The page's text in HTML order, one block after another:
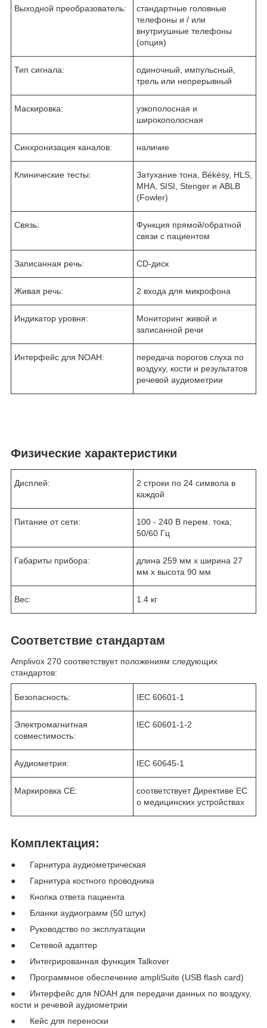
Выходной преобразователь:
стандартные головные
телефоны и / или
внутриушные телефоны
(опция)
Тип сигнала:
одиночный, импульсный,
трель или непрерывный
Маскировка:
узкополосная и
широкополосная
Синхронизация каналов: наличие
Клинические тесты:
Затухание тона, Békésy, HLS,
MHA, SISI, Stenger и ABLB
(Fowler)
Связь:
Функция прямой/обратной
связи с пациентом
Записанная речь: CD-диск
Живая речь: 2 входа для микрофона
Индикатор уровня:
Мониторинг живой и
записанной речи
Интерфейс для NOAH:
передача порогов слуха по
воздуху, кости и результатов
речевой аудиометрии
Физические характеристики
Дисплей:
2 строки по 24 символа в
каждой
Питание от сети:
100 - 240 В перем. тока;
50/60 Гц
Габариты прибора:
длина 259 мм x ширина 27
мм x высота 90 мм
Вес: 1.4 кг
Соответствие стандартам
Amplivox 270 соответствует положениям следующих
стандартов:
Безопасность: IEC 60601-1
Электромагнитная
совместимость:
IEC 60601-1-2
Аудиометрия: IEC 60645-1
Маркировка СЕ:
соответствует Директиве ЕС
о медицинских устройствах
Комплектация:
● Гарнитура аудиометрическая
● Гарнитура костного проводника
● Кнопка ответа пациента
● Бланки аудиограмм (50 штук)
● Руководство по эксплуатации
● Сетевой адаптер
● Интегрированная функция Talkover
● Программное обеспечение ampliSuite (USB flash card)
● Интерфейс для NOAH для передачи данных по воздуху,
кости и речевой аудиометрии
● Кейс для переноски